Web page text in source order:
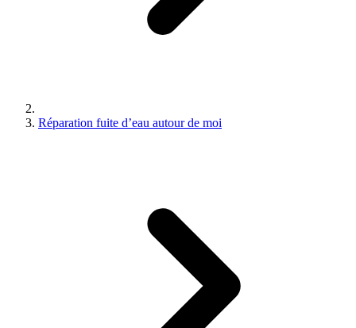
Réparation fuite d’eau autour de moi